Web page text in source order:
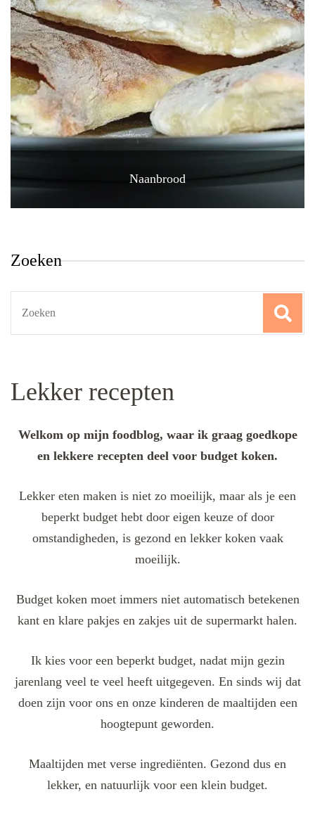
Naanbrood
Zoeken
Lekker recepten
Welkom op mijn foodblog, waar ik graag goedkope
en lekkere recepten deel voor budget koken.
Lekker eten maken is niet zo moeilijk, maar als je een
beperkt budget hebt door eigen keuze of door
omstandigheden, is gezond en lekker koken vaak
moeilijk.
Budget koken moet immers niet automatisch betekenen
kant en klare pakjes en zakjes uit de supermarkt halen.
Ik kies voor een beperkt budget, nadat mijn gezin
jarenlang veel te veel heeft uitgegeven. En sinds wij dat
doen zijn voor ons en onze kinderen de maaltijden een
hoogtepunt geworden.
Maaltijden met verse ingrediënten. Gezond dus en
lekker, en natuurlijk voor een klein budget.